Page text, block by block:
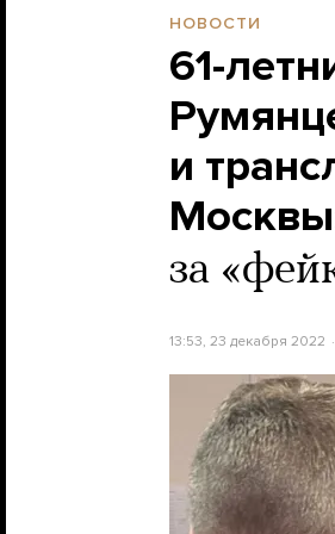
НОВОСТИ
61-
и
за
13:53, 23 декабря 2022